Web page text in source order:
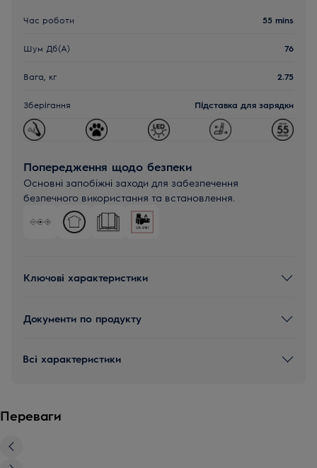
Час роботи 55 mins
Шум Дб(A) 76
Вага, кг 2.75
Зберігання Підставка для зарядки
Попередження щодо безпеки
Основні запобіжні заходи для забезпечення
безпечного використання та встановлення.
Ключові характеристики
Документи по продукту
Всі характеристики
Переваги